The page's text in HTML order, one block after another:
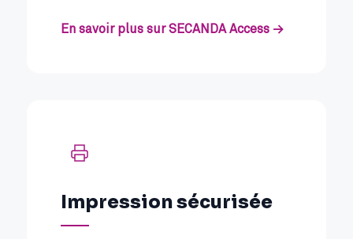
En savoir plus sur SECANDA Access →
Impression sécurisée